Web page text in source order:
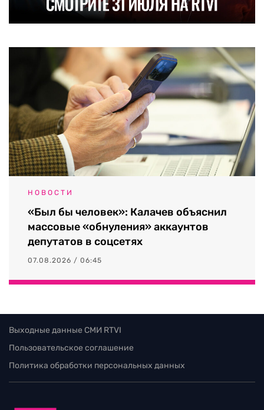
НОВОСТИ
«Был бы человек»: Калачев объяснил
массовые «обнуления» аккаунтов
депутатов в соцсетях
07.08.2026 / 06:45
Выходные данные СМИ RTVI
Пользовательское соглашение
Политика обработки персональных данных